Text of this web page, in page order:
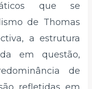
que se
de Thomas
a estrutura
em questão,
de